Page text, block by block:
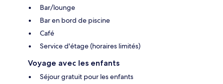
Bar/lounge
Bar en bord de piscine
Café
Service d'étage (horaires limités)
Voyage avec les enfants
Séjour gratuit pour les enfants